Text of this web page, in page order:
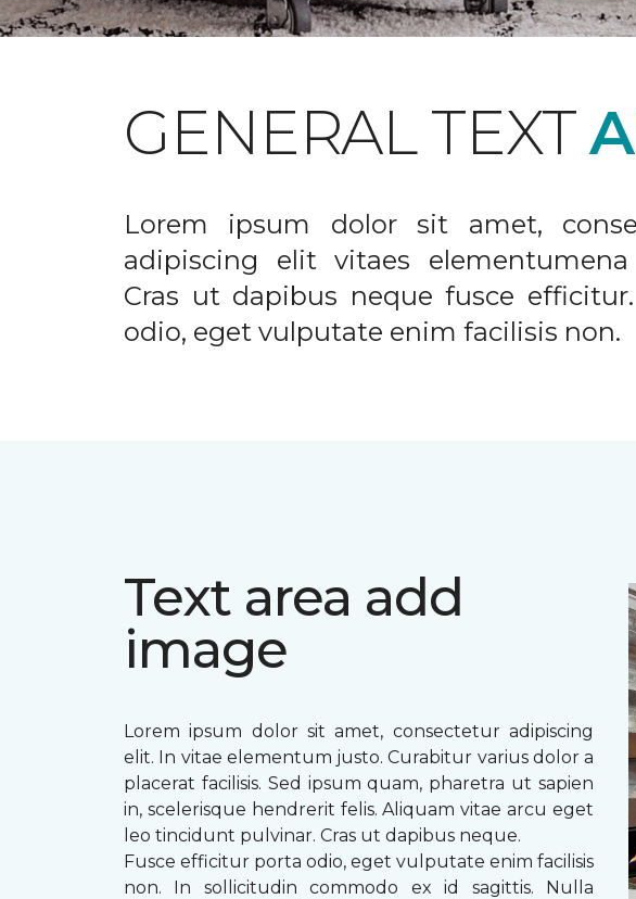
GENERAL TEXT
Lorem ipsum dolor sit amet,
adipiscing elit vitaes
Cras ut dapibus neque fusce
odio, eget vulputate enim facilisis non.
Text area add
image
Lorem ipsum dolor sit amet, consectetur adipiscing
elit. In vitae elementum justo. Curabitur varius dolor a
placerat facilisis. Sed ipsum quam, pharetra ut sapien
in, scelerisque hendrerit felis. Aliquam vitae arcu eget
leo tincidunt pulvinar. Cras ut dapibus neque.
Fusce efficitur porta odio, eget vulputate enim facilisis
non. In sollicitudin commodo ex id sagittis. Nulla